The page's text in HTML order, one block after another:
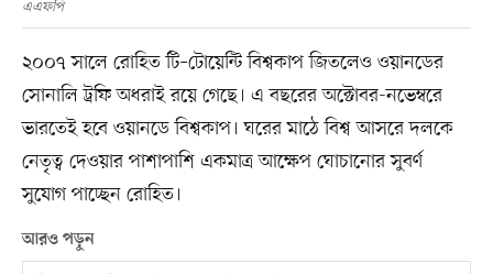
এএফপি
২০০৭ সালে রোহিত টি–টোয়েন্টি বিশ্বকাপ জিতলেও ওয়ানডের
সোনালি ট্রফি অধরাই রয়ে গেছে। এ বছরের অক্টোবর-নভেম্বরে
ভারতেই হবে ওয়ানডে বিশ্বকাপ। ঘরের মাঠে বিশ্ব আসরে দলকে
নেতৃত্ব দেওয়ার পাশাপাশি একমাত্র আক্ষেপ ঘোচানোর সুবর্ণ
সুযোগ পাচ্ছেন রোহিত।
আরও পড়ুন